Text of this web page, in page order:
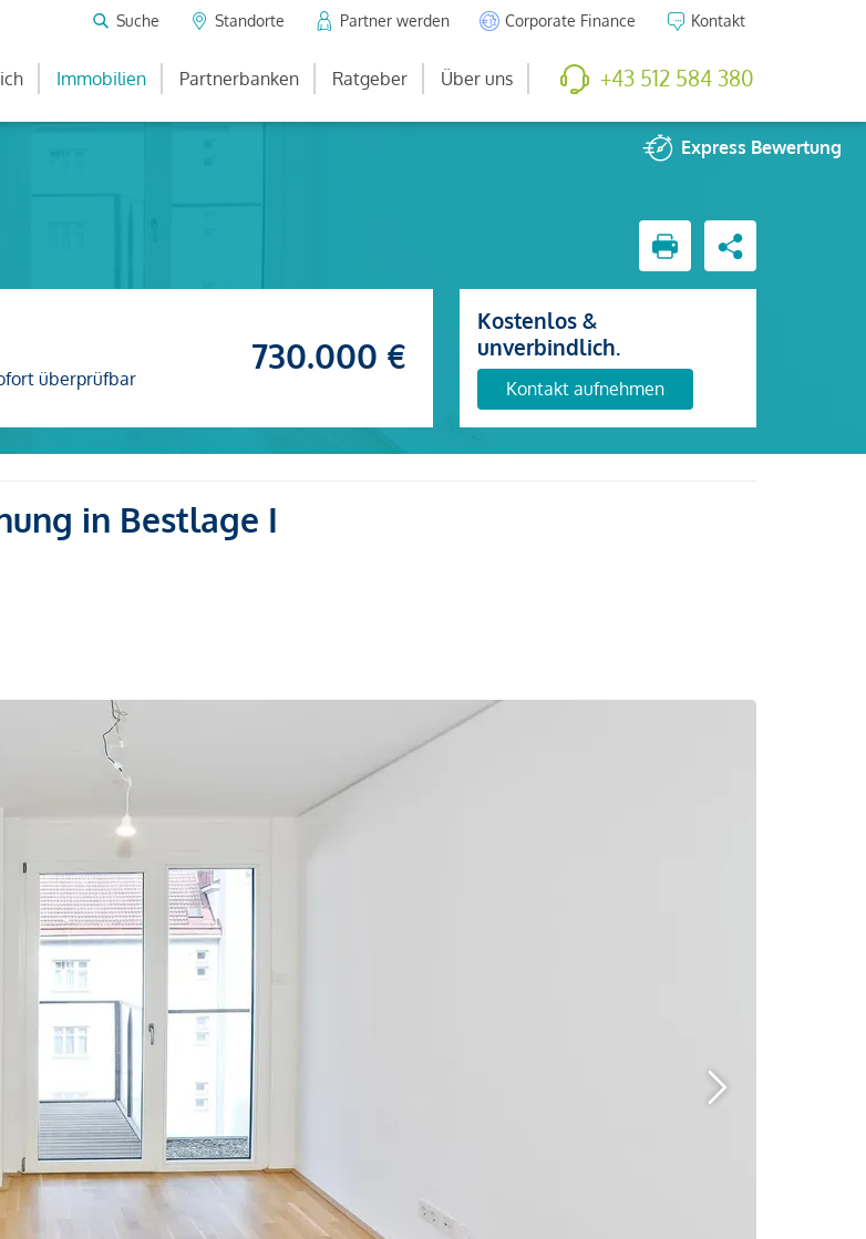
Suche Standorte Partner werden Corporate Finance Kontakt
Immobilien Partnerbanken Ratgeber Über uns +43 512 584 380
Express Bewertung
überprüfbar
730.000 €
Kostenlos &
unverbindlich.
Kontakt aufnehmen
in Bestlage I